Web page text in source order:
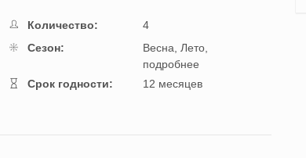
Количество:
4
Cезон:
Весна,
Лето,
подробнее
Cрок годности:
12 месяцев